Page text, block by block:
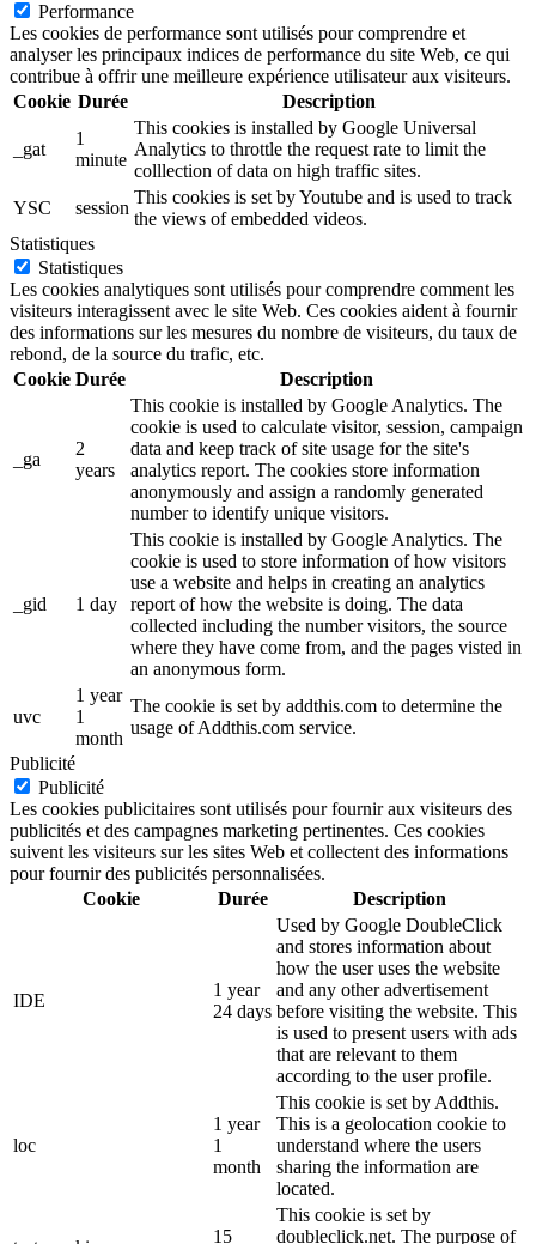
Performance
Les cookies de performance sont utilisés pour comprendre et
analyser les principaux indices de performance du site Web, ce qui
contribue à offrir une meilleure expérience utilisateur aux visiteurs.
Cookie Durée Description
_gat
1
minute
This cookies is installed by Google Universal
Analytics to throttle the request rate to limit the
colllection of data on high traffic sites.
YSC
session
This cookies is set by Youtube and is used to track
the views of embedded videos.
Statistiques
Statistiques
Les cookies analytiques sont utilisés pour comprendre comment les
visiteurs interagissent avec le site Web. Ces cookies aident à fournir
des informations sur les mesures du nombre de visiteurs, du taux de
rebond, de la source du trafic, etc.
Cookie Durée Description
_ga
2
years
This cookie is installed by Google Analytics. The
cookie is used to calculate visitor, session, campaign
data and keep track of site usage for the site's
analytics report. The cookies store information
anonymously and assign a randomly generated
number to identify unique visitors.
_gid 1 day
This cookie is installed by Google Analytics. The
cookie is used to store information of how visitors
use a website and helps in creating an analytics
report of how the website is doing. The data
collected including the number visitors, the source
where they have come from, and the pages visted in
an anonymous form.
uvc
1 year
1
month
The cookie is set by addthis.com to determine the
usage of Addthis.com service.
Publicité
Publicité
Les cookies publicitaires sont utilisés pour fournir aux visiteurs des
publicités et des campagnes marketing pertinentes. Ces cookies
suivent les visiteurs sur les sites Web et collectent des informations
pour fournir des publicités personnalisées.
Cookie
Durée Description
IDE
1 year
24 days
Used by Google DoubleClick
and stores information about
how the user uses the website
and any other advertisement
before visiting the website. This
is used to present users with ads
that are relevant to them
according to the user profile.
loc
1 year
1
month
This cookie is set by Addthis.
This is a geolocation cookie to
understand where the users
sharing the information are
located.
15
This cookie is set by
doubleclick.net. The purpose of